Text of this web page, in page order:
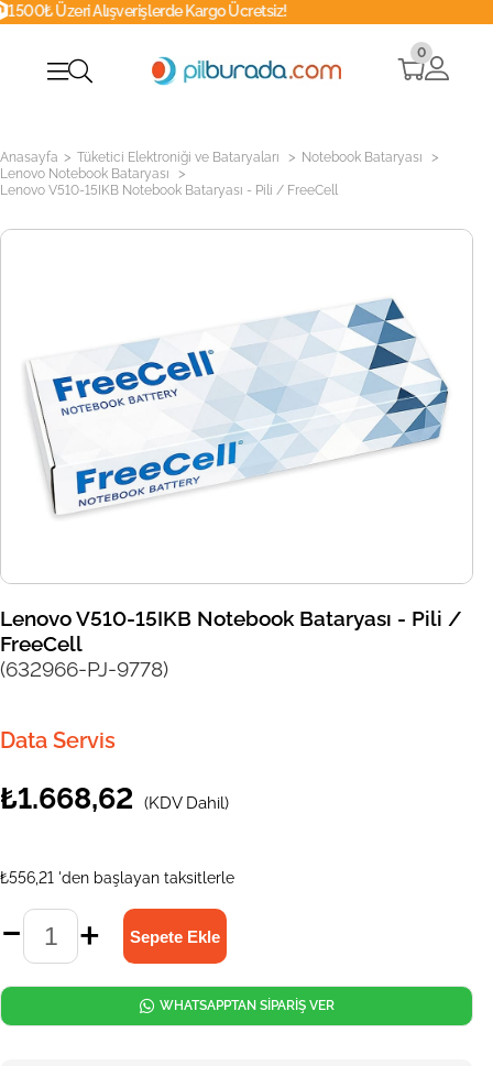
Kargo Ücretsiz!
0
Anasayfa > Tüketici Elektroniği ve Bataryaları > Notebook Bataryası >
Lenovo Notebook Bataryası >
Lenovo V510-15IKB Notebook Bataryası - Pili / FreeCell
Lenovo V510-15IKB Notebook Bataryası - Pili /
FreeCell
(632966-PJ-9778)
Data Servis
₺1.668,62 (KDV Dahil)
₺556,21 'den başlayan taksitlerle
WHATSAPPTAN SİPARİŞ VER